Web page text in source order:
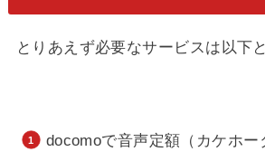
とりあえず必要なサービスは以下
docomoで音声定額（カケホ